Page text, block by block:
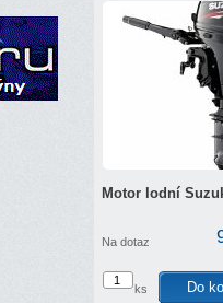
Motor lodní
Na dotaz
ks